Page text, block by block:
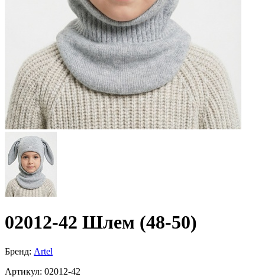
02012-42 Шлем (48-50)
Бренд: Artel
Артикул: 02012-42